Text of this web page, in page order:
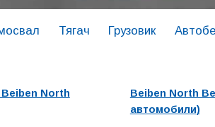
Тягач Грузовик
North
Beiben North
автомобили)